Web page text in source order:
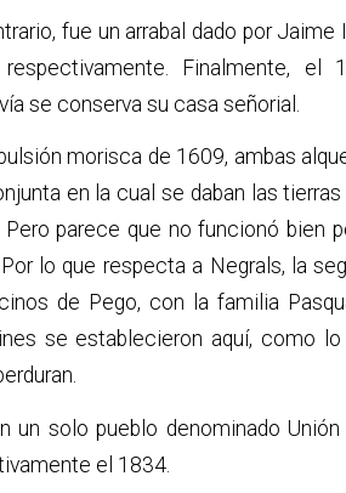
fue un arrabal dado por
Finalmente,
se conserva su casa señorial.
morisca de 1609, ambas
en la cual se daban las
Pero parece que no funcionó
lo que respecta a Negrals, la
de Pego, con la familia
se establecieron aquí, como
un solo pueblo denominado
el 1834.